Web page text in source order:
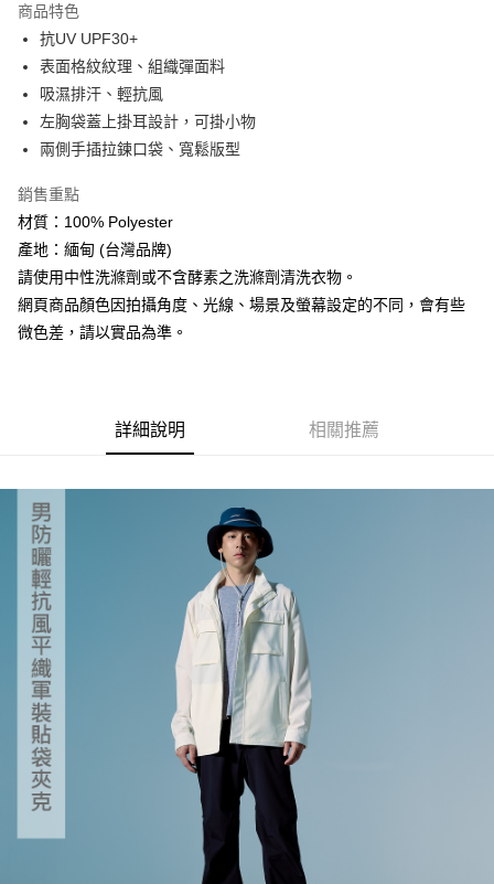
悠遊付
Google Pay
全盈+PAY
AFTEE先享後付
【關於「AFTEE先享後付」】
AFTEE先享後付是「在收到商品之後才付款」的支付方式。 讓您購物簡單
１．簡單：不需註冊會員、不需綁卡、不需儲值。
２．便利：只要手機號碼，簡訊認證，即可結帳。
３．安心：先確認商品／服務後，再付款。
【「AFTEE先享後付」結帳流程】
ATM／網路銀行／等多元方式進行付款，方視為交易完成。
※ 請注意：結帳手續完成當下不需立刻繳費，但若您需要取消訂單，請聯絡
後付繳納相關費用。
※ 交易是否成功請以「AFTEE先享後付 」之結帳頁面顯示為準，若有關於
是否繳費成功／繳費後需取消欲退款等相關疑問，請聯繫「AFTEE先享後付
客戶支援中心」
https://netprotections.freshdesk.com/support/home
【注意事項】
１．透過由恩沛科技股份有限公司提供之「AFTEE先享後付」服務完成之交
易，需依本服務之必要範圍內提供個人資料，並將交易相關給付款項請求債
權轉讓予恩沛科技股份有限公司。
２．關於個人資料處理事宜，請瀏覽以下網址：
https://aftee.tw/terms/#terms3
３．未成年的使用者請事先徵得法定代理人或監護人之同意方可使用
「AFTEE先享後付」，若未經同意申辦者引起之損失，本公司不負相關責
任。
４．使用「AFTEE先享後付」時，將依據個別帳號之用戶狀況，依本公司即
時審查核予不同之上限額度；若仍有額度不足之情形，本公司將視審查結果
請求用戶進行身份認證。
５．嚴禁一人註冊多個帳號或使用他人資訊註冊。若發現惡意使用之情形，
恩沛科技股份有限公司將有權停止該用戶之使用額度並採取法律行動。
ATM付款
貨到付款
運送方式
全家取貨付款
每筆NT$60，滿NT$799(含以上)免運費
每筆NT$100，滿NT$799(含以上)免運費
付款後門市自取
免運費
貨到付款
每筆NT$130，滿NT$3,000(含以上)免運費
商品特色
抗UV UPF30+
表面格紋紋理、組織彈面料
吸濕排汗、輕抗風
左胸袋蓋上掛耳設計，可掛小物
兩側手插拉鍊口袋、寬鬆版型
銷售重點
材質：100% Polyester
產地：緬甸 (台灣品牌)
請使用中性洗滌劑或不含酵素之洗滌劑清洗衣物。
網頁商品顏色因拍攝角度、光線、場景及螢幕設定的不同，會有些
微色差，請以實品為準。
詳細說明 相關推薦